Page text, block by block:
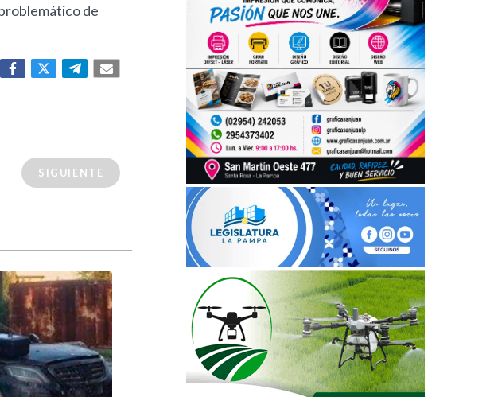
de
SIGUIENTE